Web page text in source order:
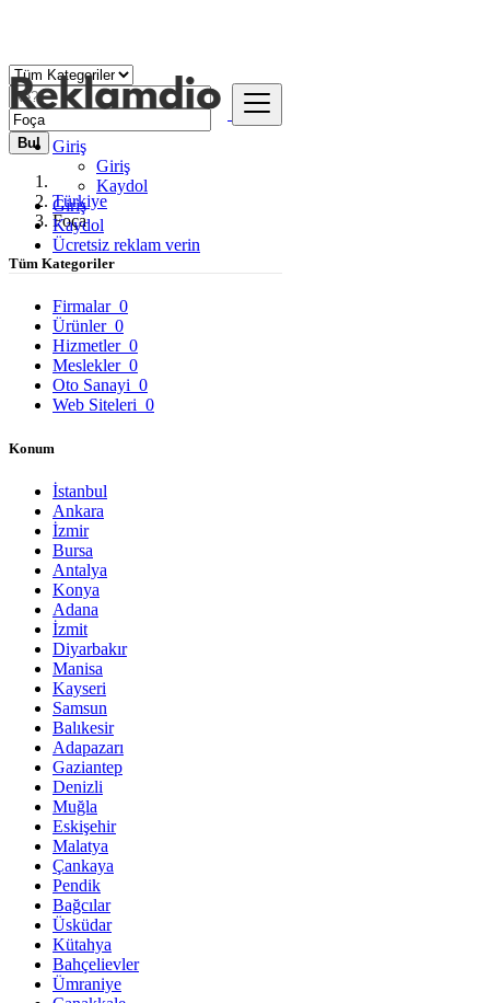
Giriş
Giriş
Kaydol
Giriş
Kaydol
Ücretsiz reklam verin
Bul
Türkiye
Foça
Tüm Kategoriler
Firmalar 0
Ürünler 0
Hizmetler 0
Meslekler 0
Oto Sanayi 0
Web Siteleri 0
Konum
İstanbul
Ankara
İzmir
Bursa
Antalya
Konya
Adana
İzmit
Diyarbakır
Manisa
Kayseri
Samsun
Balıkesir
Adapazarı
Gaziantep
Denizli
Muğla
Eskişehir
Malatya
Çankaya
Pendik
Bağcılar
Üsküdar
Kütahya
Bahçelievler
Ümraniye